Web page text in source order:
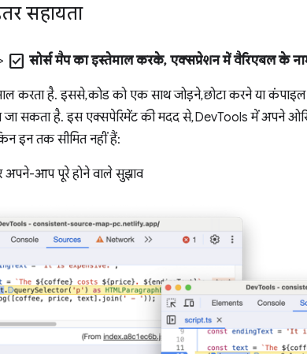
सहायता
check_box सोर्स मैप का इस्तेमाल करके, एक्सप्रेशन में वैरिएबल के
करता है. इससे, कोड को एक साथ जोड़ने, छोटा करने या
जा सकता है. इस एक्सपेरिमेंट की मदद से, DevTools में अपने
इन तक सीमित नहीं हैं:
आप पूरे होने वाले सुझाव